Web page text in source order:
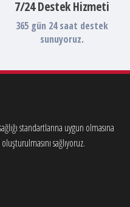
7/24 Destek Hizmeti
365 gün 24 saat destek
sunuyoruz.
standartlarına uygun olmasına
sağlıyoruz.